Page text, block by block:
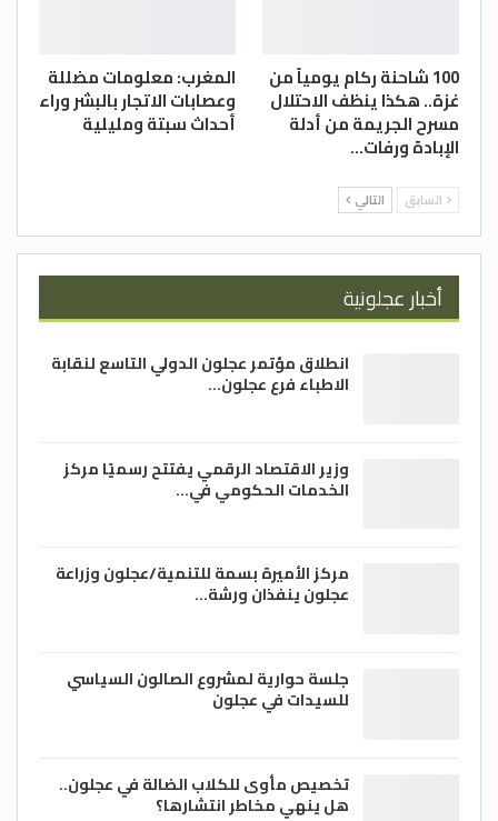
100 شاحنة ركام يومياً من
غزة.. هكذا ينظف الاحتلال
مسرح الجريمة من أدلة
الإبادة ورفات…
المغرب: معلومات مضللة
وعصابات الاتجار بالبشر وراء
أحداث سبتة ومليلية
السابق التالي
أخبار عجلونية
انطلاق مؤتمر عجلون الدولي التاسع لنقابة
الاطباء فرع عجلون…
وزير الاقتصاد الرقمي يفتتح رسميًا مركز
الخدمات الحكومي في…
مركز الأميرة بسمة للتنمية/عجلون وزراعة
عجلون ينفذان ورشة…
جلسة حوارية لمشروع الصالون السياسي
للسيدات في عجلون
تخصيص مأوى للكلاب الضالة في عجلون..
هل ينهي مخاطر انتشارها؟